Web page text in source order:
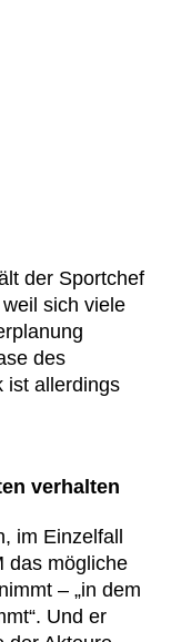
der Sportchef
sich viele
des
ist allerdings
verhalten
im Einzelfall
das mögliche
– „in dem
Und er